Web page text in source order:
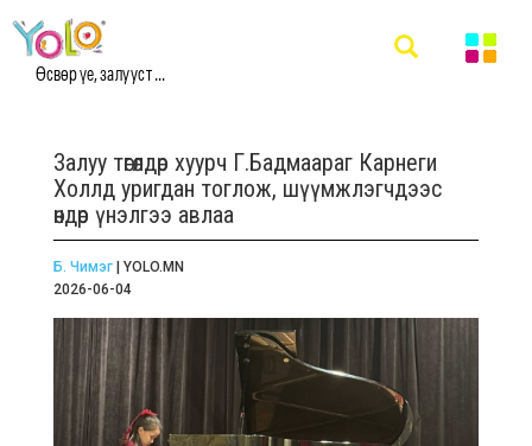
Өсвөр үе, залууст ...
Залуу төгөлдөр хуурч Г.Бадмаараг Карнеги
Холлд уригдан тоглож, шүүмжлэгчдээс
өндөр үнэлгээ авлаа
Б. Чимэг| YOLO.MN
2026-06-04